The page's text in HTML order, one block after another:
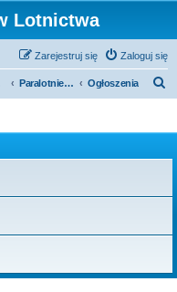
Lotnictwa
Zaloguj się
Zarejestruj się
Paralotnie, Motoparalotnie Ogłoszenia